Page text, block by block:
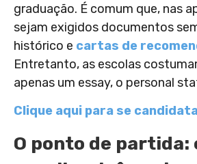
graduação. É comum que, nas
sejam exigidos documentos
histórico e cartas de
Entretanto, as escolas
apenas um essay, o personal
Clique aqui para se
O ponto de partida: